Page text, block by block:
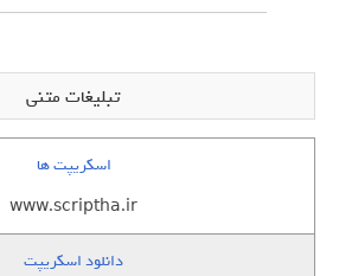
تبلیغات متنی
اسکریپت ها
www.scriptha.ir
دانلود اسکریپت